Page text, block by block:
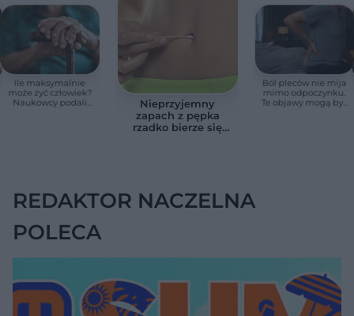
Ile maksymalnie
może żyć człowiek?
Naukowcy podali
Nieprzyjemny
zapach z pępka
rzadko bierze się
Ból pleców nie mija
mimo odpoczynku.
Te objawy mogą być
REDAKTOR NACZELNA
POLECA